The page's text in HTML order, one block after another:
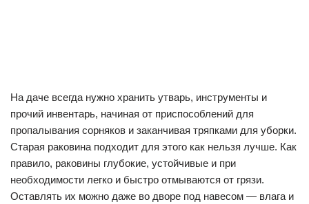
На даче всегда нужно хранить утварь, инструменты и
прочий инвентарь, начиная от приспособлений для
пропалывания сорняков и заканчивая тряпками для уборки.
Старая раковина подходит для этого как нельзя лучше. Как
правило, раковины глубокие, устойчивые и при
необходимости легко и быстро отмываются от грязи.
Оставлять их можно даже во дворе под навесом — влага и